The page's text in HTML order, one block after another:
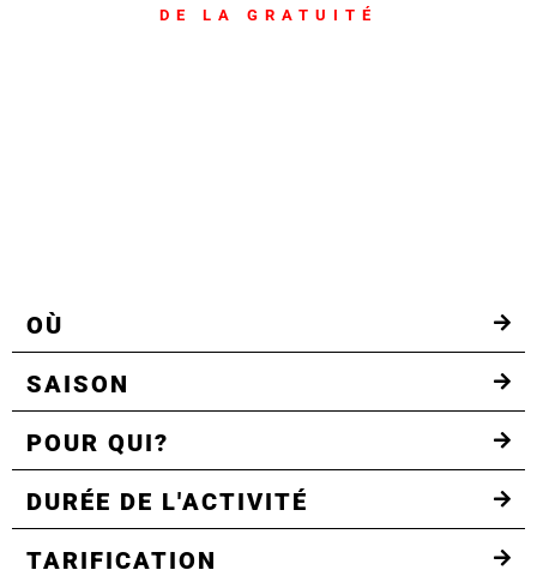
DE LA GRATUITÉ
OÙ
SAISON
POUR QUI?
DURÉE DE L'ACTIVITÉ
TARIFICATION